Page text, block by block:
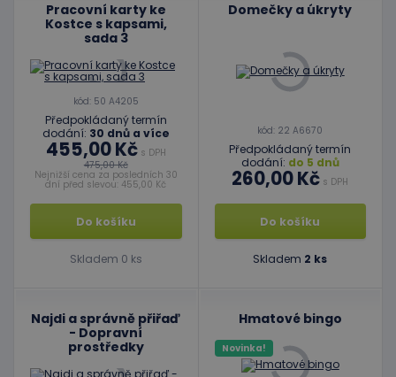
Pracovní karty ke
Kostce s kapsami,
sada 3
kód: 50 A4205
Předpokládaný termín
dodání: 30 dnů a více
455,00 Kčs DPH
475,00 Kč
Nejnižší cena za posledních 30
dní před slevou: 455,00 Kč
Do košíku
Skladem 0 ks
Domečky a úkryty
kód: 22 A6670
Předpokládaný termín
dodání: do 5 dnů
260,00 Kč s DPH
Do košíku
Skladem 2 ks
Najdi a správně přiřaď
- Dopravní
prostředky
Hmatové bingo
Novinka!